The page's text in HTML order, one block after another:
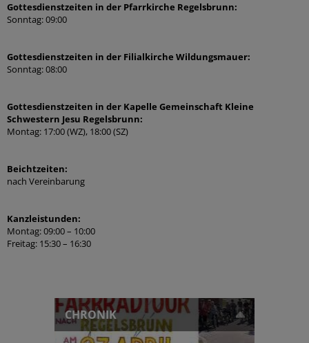
Gottesdienstzeiten in der Pfarrkirche Regelsbrunn:
Sonntag: 09:00
Gottesdienstzeiten in der Filialkirche Wildungsmauer:
Sonntag: 08:00
Gottesdienstzeiten in der Kapelle Gemeinschaft Kleine
Schwestern Jesu Regelsbrunn:
Montag: 17:00 (WZ), 18:00 (SZ)
Beichtzeiten:
nach Vereinbarung
Kanzleistunden:
Montag: 09:00 – 10:00
Freitag: 15:30 – 16:30
CHRONIK